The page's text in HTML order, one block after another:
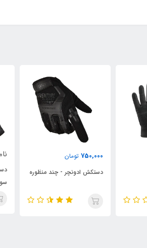
750,000 تومان
دستکش ادونچر - چند منظوره